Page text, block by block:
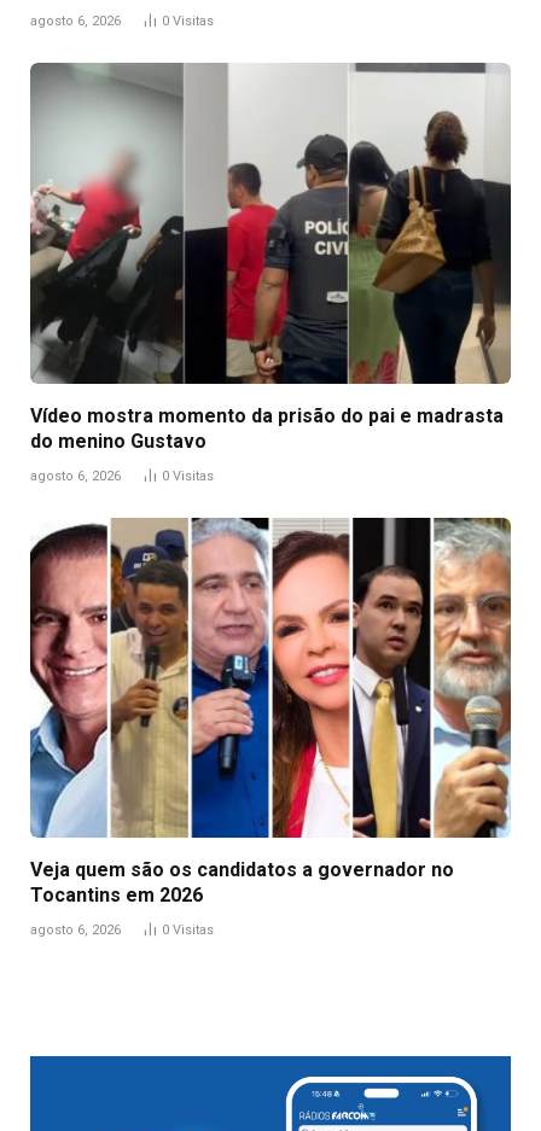
agosto 6, 2026 0 Visitas
Vídeo mostra momento da prisão do pai e madrasta
do menino Gustavo
agosto 6, 2026 0 Visitas
Veja quem são os candidatos a governador no
Tocantins em 2026
agosto 6, 2026 0 Visitas